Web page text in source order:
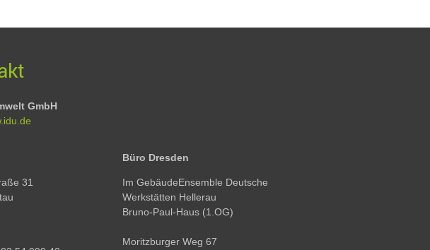
GmbH
31
Büro Dresden
Im GebäudeEnsemble Deutsche
Werkstätten Hellerau
Bruno-Paul-Haus (1.OG)
Moritzburger Weg 67